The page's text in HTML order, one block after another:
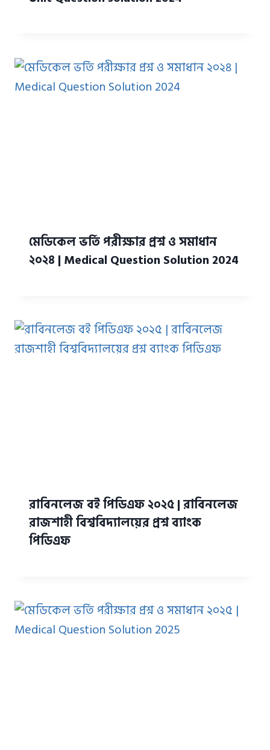
মেডিকেল ভর্তি পরীক্ষার প্রশ্ন ও সমাধান
২০২৪ | Medical Question Solution 2024
রাবিনলেজ বই পিডিএফ ২০২৫ | রাবিনলেজ
রাজশাহী বিশ্ববিদ্যালয়ের প্রশ্ন ব্যাংক
পিডিএফ